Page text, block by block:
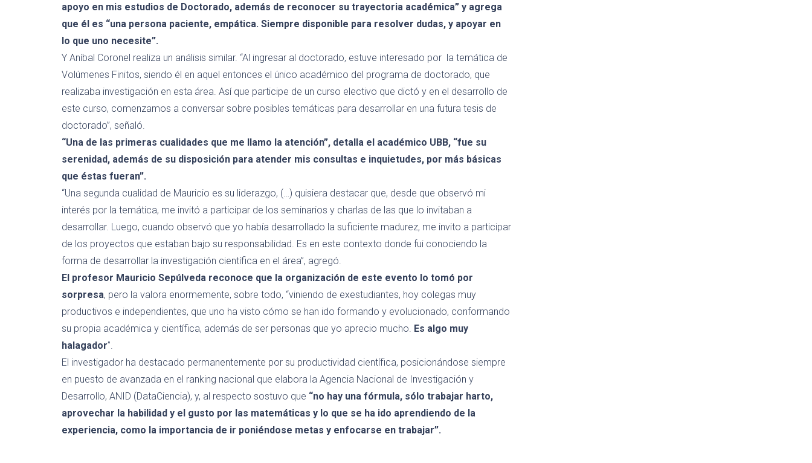
apoyo en mis estudios de Doctorado, además de reconocer su trayectoria académica” y agrega
que él es “una persona paciente, empática. Siempre disponible para resolver dudas, y apoyar en
lo que uno necesite”.
Y Aníbal Coronel realiza un análisis similar. “Al ingresar al doctorado, estuve interesado por la temática de
Volúmenes Finitos, siendo él en aquel entonces el único académico del programa de doctorado, que
realizaba investigación en esta área. Así que participe de un curso electivo que dictó y en el desarrollo de
este curso, comenzamos a conversar sobre posibles temáticas para desarrollar en una futura tesis de
doctorado”, señaló.
“Una de las primeras cualidades que me llamo la atención”, detalla el académico UBB, “fue su
serenidad, además de su disposición para atender mis consultas e inquietudes, por más básicas
que éstas fueran”.
“Una segunda cualidad de Mauricio es su liderazgo, (…) quisiera destacar que, desde que observó mi
interés por la temática, me invitó a participar de los seminarios y charlas de las que lo invitaban a
desarrollar. Luego, cuando observó que yo había desarrollado la suficiente madurez, me invito a participar
de los proyectos que estaban bajo su responsabilidad. Es en este contexto donde fui conociendo la
forma de desarrollar la investigación científica en el área”, agregó.
El profesor Mauricio Sepúlveda reconoce que la organización de este evento lo tomó por
sorpresa, pero la valora enormemente, sobre todo, “viniendo de exestudiantes, hoy colegas muy
productivos e independientes, que uno ha visto cómo se han ido formando y evolucionado, conformando
su propia académica y científica, además de ser personas que yo aprecio mucho. Es algo muy
halagador”.
El investigador ha destacado permanentemente por su productividad científica, posicionándose siempre
en puesto de avanzada en el ranking nacional que elabora la Agencia Nacional de Investigación y
Desarrollo, ANID (DataCiencia), y, al respecto sostuvo que “no hay una fórmula, sólo trabajar harto,
aprovechar la habilidad y el gusto por las matemáticas y lo que se ha ido aprendiendo de la
experiencia, como la importancia de ir poniéndose metas y enfocarse en trabajar”.